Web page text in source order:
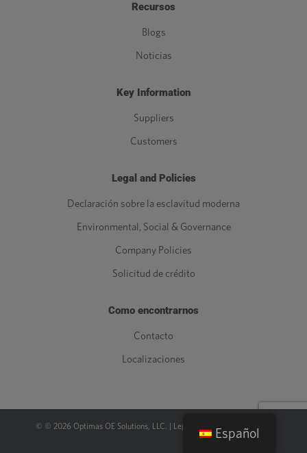
Recursos
Blogs
Noticias
Key Information
Suppliers
Customers
Legal and Policies
Declaración sobre la esclavitud moderna
Environmental, Social & Governance
Company Policies
Solicitud de crédito
Como encontrarnos
Contacto
Localizaciones
© © 2026 Optimas OE Solutions, LLC. | Legal
Español